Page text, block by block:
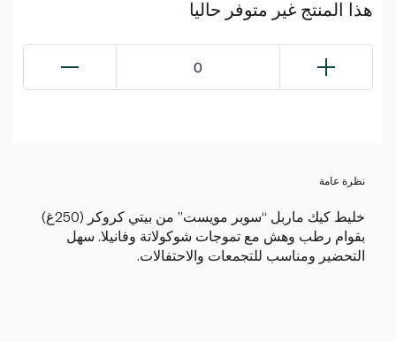
هذا المنتج غير متوفر حاليا
0
نظرة عامة
خليط كيك ماربل “سوبر مويست” من بيتي كروكر (250غ)
بقوام رطب وهش مع تموجات شوكولاتة وفانيلا. سهل
التحضير ومناسب للتجمعات والاحتفالات.